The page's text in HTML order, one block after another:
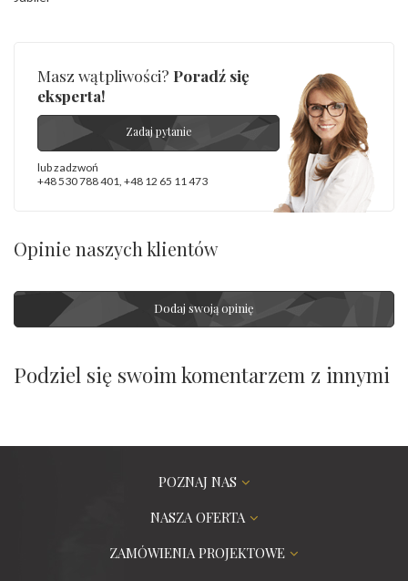
Masz wątpliwości? Poradź się
eksperta!
Zadaj pytanie
lub zadzwoń
+48 530 788 401 +48 12 65 11 473
Opinie naszych klientów
Dodaj swoją opinię
Podziel się swoim komentarzem z innymi
POZNAJ NAS
NASZA OFERTA
ZAMÓWIENIA PROJEKTOWE